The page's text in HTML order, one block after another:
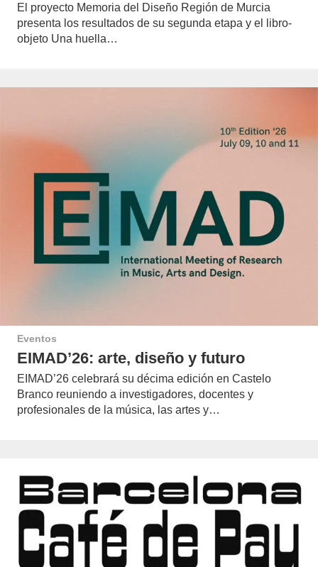
El proyecto Memoria del Diseño Región de Murcia
presenta los resultados de su segunda etapa y el libro-
objeto Una huella…
Eventos
EIMAD’26: arte, diseño y futuro
EIMAD’26 celebrará su décima edición en Castelo
Branco reuniendo a investigadores, docentes y
profesionales de la música, las artes y…